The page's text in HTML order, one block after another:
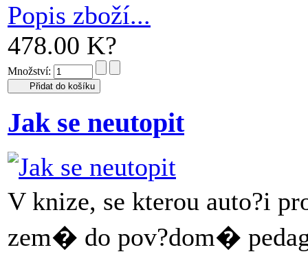
Popis zboží...
478.00 K?
Množství:
Jak se neutopit
V knize, se kterou auto?i
zem� do pov?dom�